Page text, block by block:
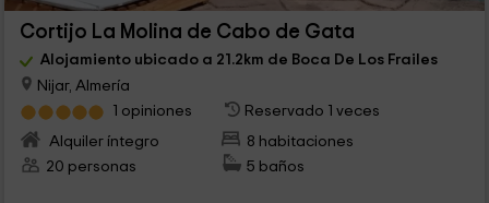
Cortijo La Molina de Cabo de Gata
Alojamiento ubicado a 21.2km de Boca De Los Frailes
Nijar, Almería
1 opiniones
Reservado 1 veces
Alquiler íntegro
8 habitaciones
20 personas
5 baños